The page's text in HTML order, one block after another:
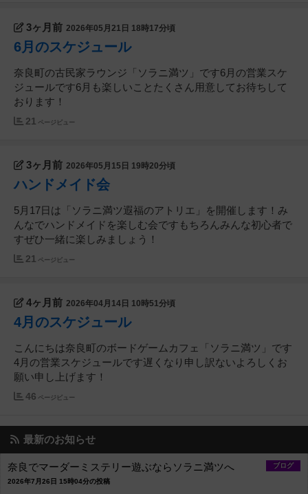
3ヶ月前 2026年05月21日 18時17分頃
6月のスケジュール
奈良町の古民家ラウンジ「ソラニ満ツ」です6月の営業スケ
ジュールです6月も楽しいことたくさん用意してお待ちして
おります！
21 ページビュー
3ヶ月前 2026年05月15日 19時20分頃
ハンドメイド会
5月17日は「ソラニ満ツ遐福のアトリエ」を開催します！み
んなでハンドメイドを楽しむ会ですもちろんみんな初心者で
すぜひ一緒に楽しみましょう！
21 ページビュー
4ヶ月前 2026年04月14日 10時51分頃
4月のスケジュール
こんにちは奈良町のボードゲームカフェ「ソラニ満ツ」です
4月の営業スケジュールです遅くなり申し訳ないよろしくお
願い申し上げます！
46 ページビュー
最新のお知らせ
ブログ
奈良でマーダーミステリー遊ぶならソラニ満ツへ
2026年7月26日 15時04分の投稿